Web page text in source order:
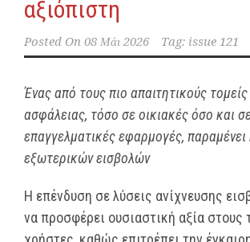
αξιόπιστη
Posted On 08 Μάι 2026 Tag: issue 121
Ένας από τους πιο απαιτητικούς
ασφάλειας, τόσο σε οικιακές όσο και
επαγγελματικές εφαρμογές, παραμένει
εξωτερικών εισβολών
Η επένδυση σε λύσεις ανίχνευσης
να προσφέρει ουσιαστική αξία στους